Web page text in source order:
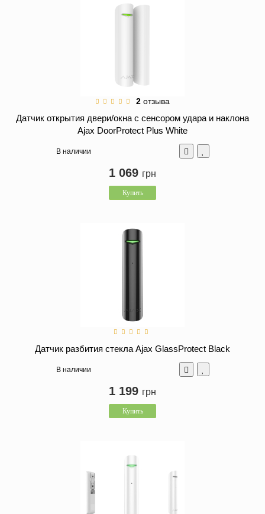
2 отзыва
Датчик открытия двери/окна с сенсором удара и наклона
Ajax DoorProtect Plus White
В наличии
1 069 грн
Купить
Датчик разбития стекла Ajax GlassProtect Black
В наличии
1 199 грн
Купить